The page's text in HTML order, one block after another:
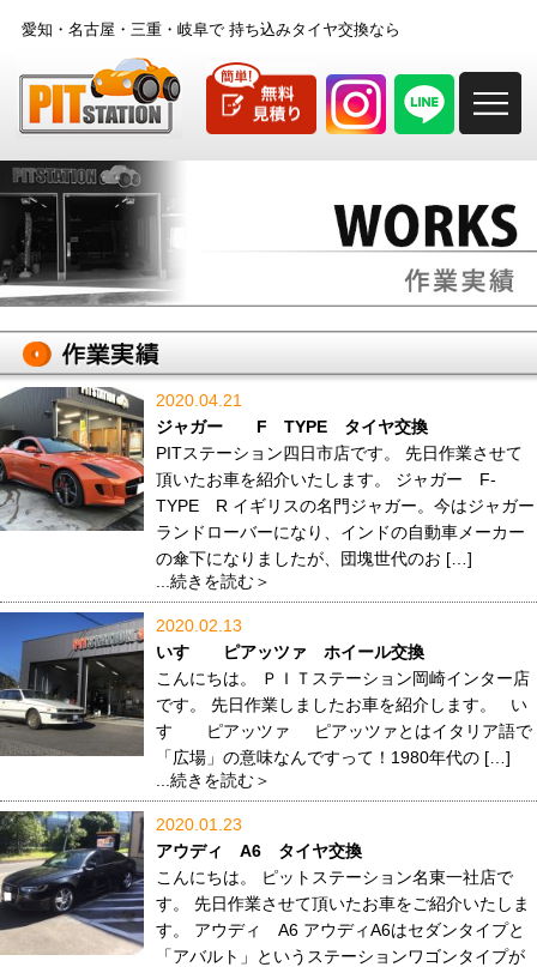
愛知・名古屋・三重・岐阜で持ち込みタイヤ交換なら
2020.04.21
ジャガー F TYPE タイヤ交換
PITステーション四日市店です。 先日作業させて
頂いたお車を紹介いたします。 ジャガー F-
TYPE R イギリスの名門ジャガー。今はジャガー
ランドローバーになり、インドの自動車メーカー
の傘下になりましたが、団塊世代のお […]
...続きを読む＞
2020.02.13
いすゞ ピアッツァ ホイール交換
こんにちは。 ＰＩＴステーション岡崎インター店
です。 先日作業しましたお車を紹介します。 い
すゞ ピアッツァ ピアッツァとはイタリア語で
「広場」の意味なんですって！1980年代の […]
...続きを読む＞
2020.01.23
アウディ A6 タイヤ交換
こんにちは。 ピットステーション名東一社店で
す。 先日作業させて頂いたお車をご紹介いたしま
す。 アウディ A6 アウディA6はセダンタイプと
「アバルト」というステーションワゴンタイプが